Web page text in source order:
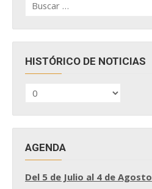
por:
HISTÓRICO DE NOTICIAS
HISTÓRICO
DE
AGENDA
Del 5 de Julio al 4 de Agosto